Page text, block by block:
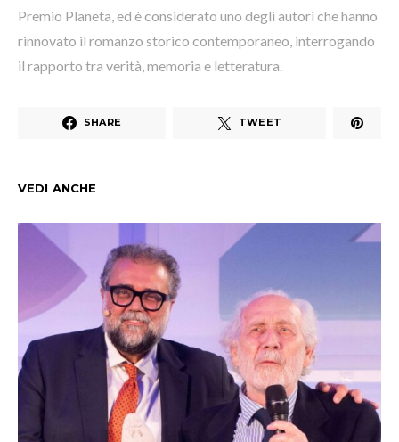
Premio Planeta, ed è considerato uno degli autori che hanno
rinnovato il romanzo storico contemporaneo, interrogando
il rapporto tra verità, memoria e letteratura.
SHARE TWEET
VEDI ANCHE